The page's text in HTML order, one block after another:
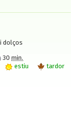
dolços
30 min.
estiu tardor